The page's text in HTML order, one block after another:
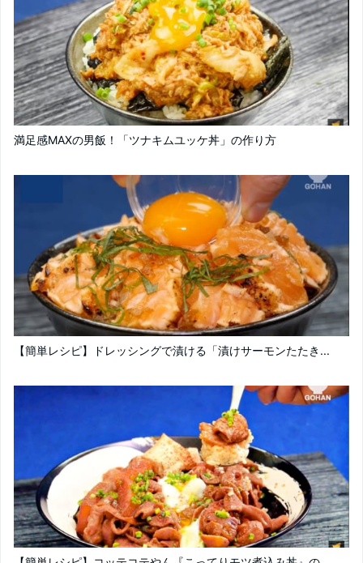
満足感MAXの男飯！「ツナキムユッケ丼」の作り方
【簡単レシピ】ドレッシングで漬ける「漬けサーモンたたき...